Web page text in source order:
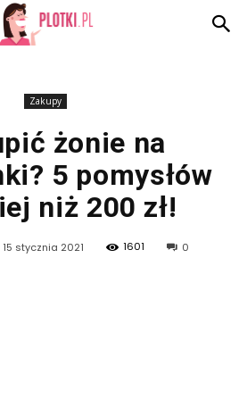
Zakupy
żonie na
5 pomysłów
niż 200 zł!
15 stycznia 2021 1601 0